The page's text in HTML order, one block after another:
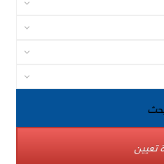
تعيين